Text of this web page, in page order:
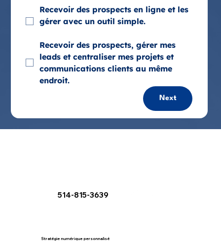
Recevoir des prospects en ligne et les
gérer avec un outil simple.
Recevoir des prospects, gérer mes
leads et centraliser mes projets et
communications clients au même
endroit.
Next
Stratégie numérique personnalisé
514-815-3639